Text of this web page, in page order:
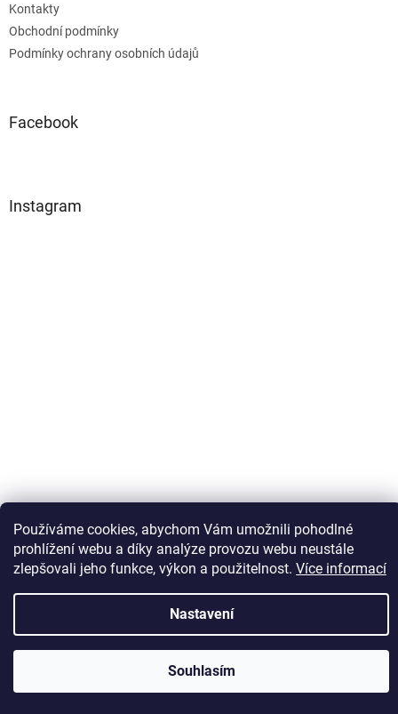
Používáme cookies, abychom Vám umožnili pohodlné
prohlížení webu a díky analýze provozu webu neustále
zlepšovali jeho funkce, výkon a použitelnost. Více informací
Nastavení
Souhlasím
Kontakty
Obchodní podmínky
Podmínky ochrany osobních údajů
Facebook
Instagram
Sledovat na Instagramu
Copyright 2026Kaps comm. Všechna práva vyhrazena.